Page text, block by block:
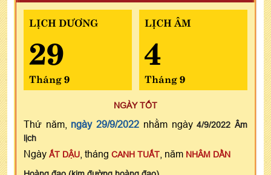
LỊCH DƯƠNG
29
Tháng 9
LỊCH ÂM
4
Tháng 9
NGÀY TỐT
Thứ năm, ngày 29/9/2022 nhằm ngày4/9/2022 Âm
lịch
Ngày ẤT DẬU , tháng CANH TUẤT , năm NHÂM DẦN